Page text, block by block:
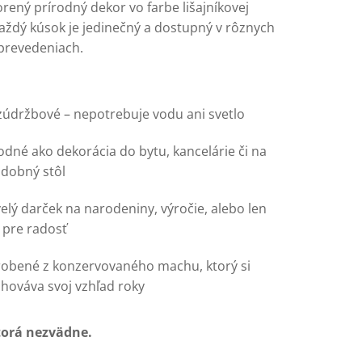
prírodný dekor vo farbe lišajníkovej
kúsok je jedinečný a dostupný v rôznych
– nepotrebuje vodu ani svetlo
ako dekorácia do bytu, kancelárie či na
stôl
darček na narodeniny, výročie, alebo len
pre radosť
z konzervovaného machu, ktorý si
svoj vzhľad roky
nezvädne.